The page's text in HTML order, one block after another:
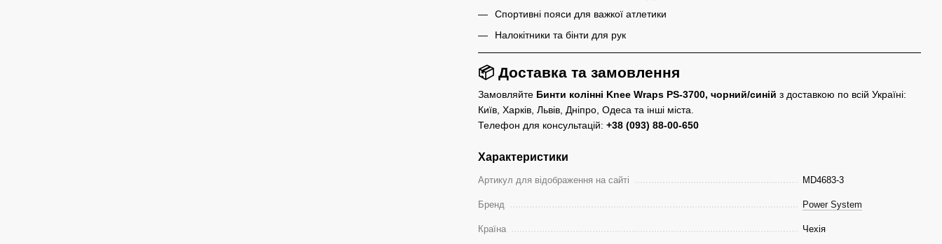
Спортивні пояси для важкої атлетики
Налокітники та бінти для рук
📦 Доставка та замовлення
Замовляйте Бинти колінні Knee Wraps PS-3700, чорний/синій з доставкою по всій Україні:
Київ, Харків, Львів, Дніпро, Одеса та інші міста.
Телефон для консультацій: +38 (093) 88-00-650
Характеристики
Артикул для відображення на сайті MD4683-3
Бренд Power System
Країна Чехія